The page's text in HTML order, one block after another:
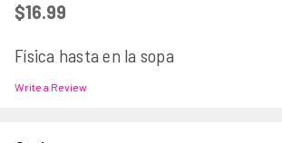
$16.99
Física hasta en la sopa
Write a Review